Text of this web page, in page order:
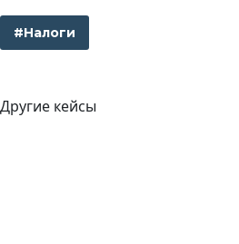
#Налоги
Другие кейсы